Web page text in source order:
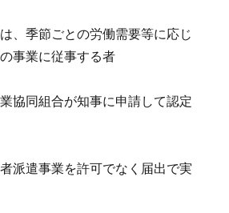
、季節ごとの労働需要等に応じ
事業に従事する者
協同組合が知事に申請して認定
派遣事業を許可でなく届出で実